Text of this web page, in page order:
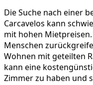
Die Suche nach einer
Carcavelos kann
mit hohen
Menschen
Wohnen mit geteilten
kann eine
Zimmer zu haben und